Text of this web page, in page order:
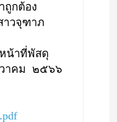
ต้อง
าวจุฑาภ
น้าที่พัสดุ
ม ๒๕๖๖